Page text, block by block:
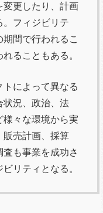
変更したり、計画
。フィジビリテ
間で行われるこ
ることもある。
によって異なる
状況、政治、法
々な環境から実
販売計画、採算
も事業を成功さ
リティとなる。